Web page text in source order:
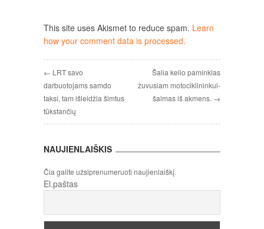
This site uses Akismet to reduce spam. Learn
how your comment data is processed.
← LRT savo
darbuotojams samdo
taksi, tam išleidžia šimtus
tūkstančių
Šalia kelio paminklas
žuvusiam motociklininkui-
šalmas iš akmens. →
NAUJIENLAIŠKIS
Čia galite užsiprenumeruoti naujienlaiškį.
El.paštas